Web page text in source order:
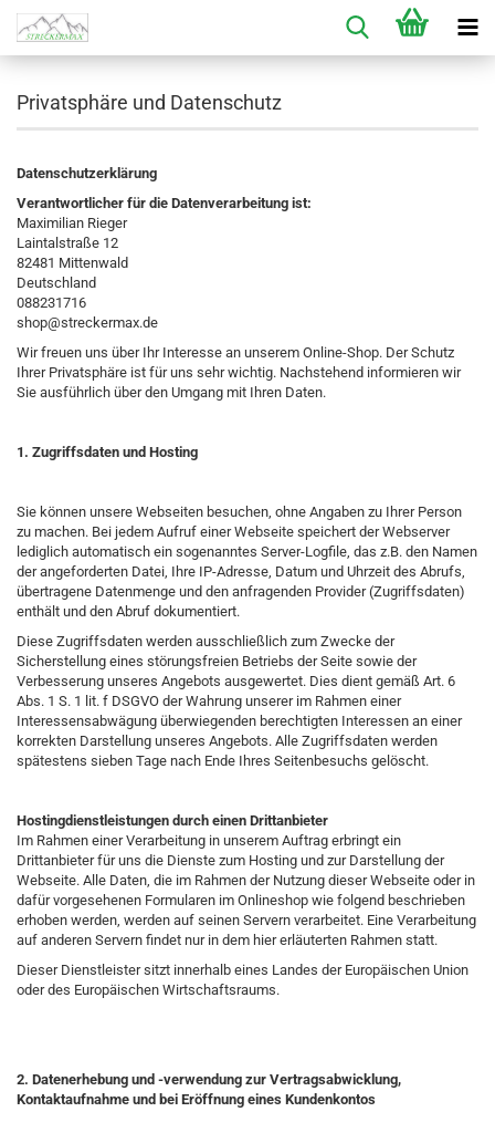
Privatsphäre und Datenschutz
Datenschutzerklärung
Verantwortlicher für die Datenverarbeitung ist:
Maximilian Rieger
Laintalstraße 12
82481 Mittenwald
Deutschland
088231716
shop@streckermax.de
Wir freuen uns über Ihr Interesse an unserem Online-Shop. Der Schutz
Ihrer Privatsphäre ist für uns sehr wichtig. Nachstehend informieren wir
Sie ausführlich über den Umgang mit Ihren Daten.
1. Zugriffsdaten und Hosting
Sie können unsere Webseiten besuchen, ohne Angaben zu Ihrer Person
zu machen. Bei jedem Aufruf einer Webseite speichert der Webserver
lediglich automatisch ein sogenanntes Server-Logfile, das z.B. den Namen
der angeforderten Datei, Ihre IP-Adresse, Datum und Uhrzeit des Abrufs,
übertragene Datenmenge und den anfragenden Provider (Zugriffsdaten)
enthält und den Abruf dokumentiert.
Diese Zugriffsdaten werden ausschließlich zum Zwecke der
Sicherstellung eines störungsfreien Betriebs der Seite sowie der
Verbesserung unseres Angebots ausgewertet. Dies dient gemäß Art. 6
Abs. 1 S. 1 lit. f DSGVO der Wahrung unserer im Rahmen einer
Interessensabwägung überwiegenden berechtigten Interessen an einer
korrekten Darstellung unseres Angebots. Alle Zugriffsdaten werden
spätestens sieben Tage nach Ende Ihres Seitenbesuchs gelöscht.
Hostingdienstleistungen durch einen Drittanbieter
Im Rahmen einer Verarbeitung in unserem Auftrag erbringt ein
Drittanbieter für uns die Dienste zum Hosting und zur Darstellung der
Webseite. Alle Daten, die im Rahmen der Nutzung dieser Webseite oder in
dafür vorgesehenen Formularen im Onlineshop wie folgend beschrieben
erhoben werden, werden auf seinen Servern verarbeitet. Eine Verarbeitung
auf anderen Servern findet nur in dem hier erläuterten Rahmen statt.
Dieser Dienstleister sitzt innerhalb eines Landes der Europäischen Union
oder des Europäischen Wirtschaftsraums.
2. Datenerhebung und -verwendung zur Vertragsabwicklung,
Kontaktaufnahme und bei Eröffnung eines Kundenkontos